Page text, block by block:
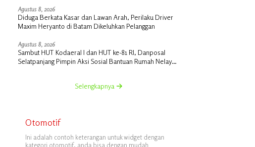
Agustus 8, 2026
Diduga Berkata Kasar dan Lawan Arah, Perilaku Driver
Maxim Heryanto di Batam Dikeluhkan Pelanggan
Agustus 8, 2026
Sambut HUT Kodaeral I dan HUT ke-81 RI, Danposal
Selatpanjang Pimpin Aksi Sosial Bantuan Rumah Nelayan
Selengkapnya
Otomotif
Ini adalah contoh keterangan untuk widget dengan
kategori otomotif, anda bisa dengan mudah